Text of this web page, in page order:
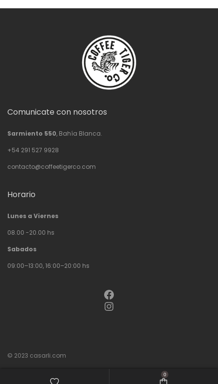
Comunicate con nosotros
Sarmiento 550, Bahía Blanca.
+54 291 527 9928
contacto@coffeetigerco.com
Horario
Lunes a Viernes
08.00 -20.00 hs
Sabados
09:00–13:00, 16:00–20:00 hs
Facebook
Instagram
© 2023 casarli.com
0